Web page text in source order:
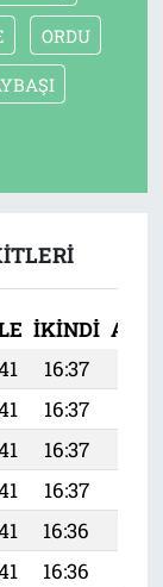
ORDU
İKINDI
16:37
16:37
16:37
16:37
16:36
16:36